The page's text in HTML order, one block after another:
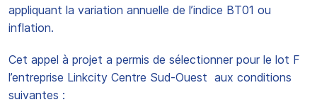
appliquant la variation annuelle de l’indice BT01 ou
inflation.
Cet appel à projet a permis de sélectionner pour le lot F
l’entreprise Linkcity Centre Sud-Ouest aux conditions
suivantes :